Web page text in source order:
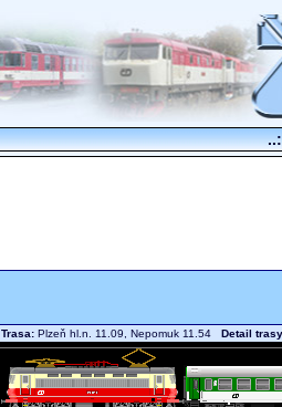
Trasa: Plzeň hl.n. 11.09, Nepomuk 11.54 Detail